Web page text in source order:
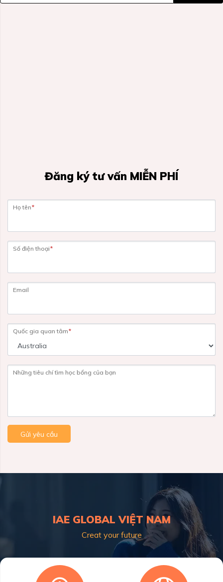
Đăng ký tư vấn MIỄN PHÍ
Họ tên*
Số điện thoại*
Email
Quốc gia quan tâm*
Những tiêu chí tìm học bổng của bạn
Gửi yêu cầu
IAE GLOBAL VIỆT NAM
Creat your future